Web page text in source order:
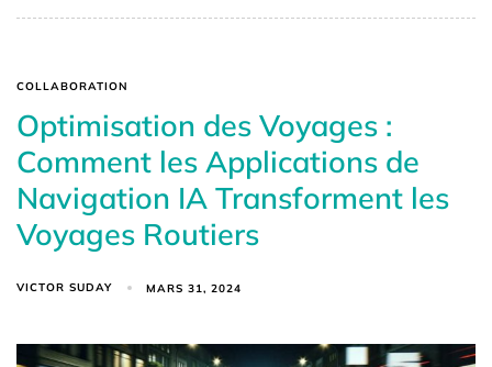
COLLABORATION
Optimisation des Voyages :
Comment les Applications de
Navigation IA Transforment les
Voyages Routiers
VICTOR SUDAY MARS 31, 2024